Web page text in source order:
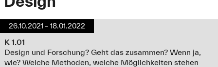
26.10.2021 – 18.01.2022
K 1.01
Design und Forschung? Geht das zusammen? Wenn ja,
wie? Welche Methoden, welche Möglichkeiten stehen